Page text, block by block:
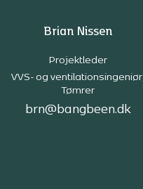
Brian Nissen
Projektleder
VVS- og ventilationsingeniør,
Tømrer
brn@bangbeen.dk